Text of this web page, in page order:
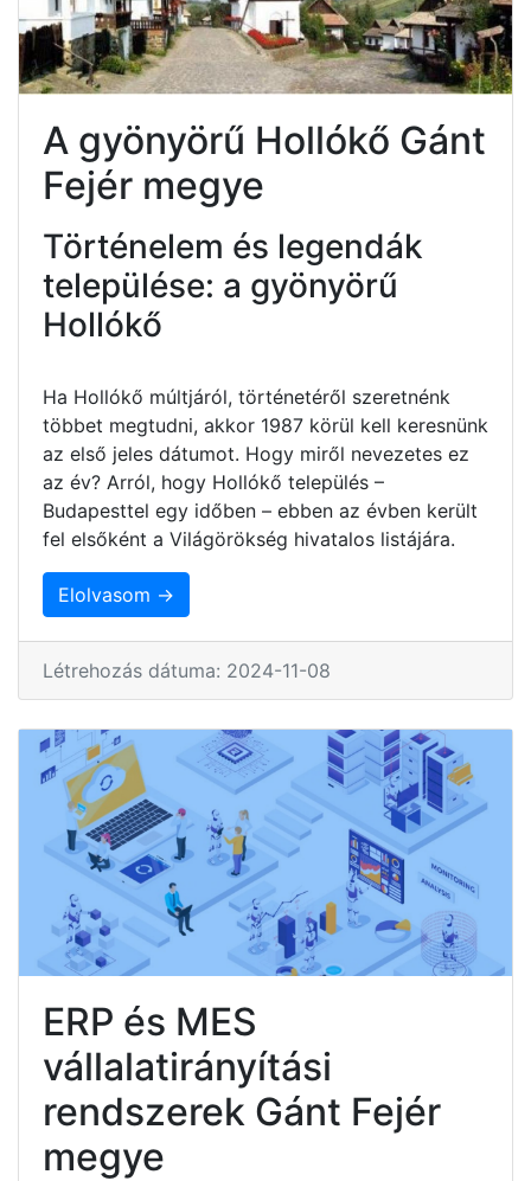
A gyönyörű Hollókő Gánt
Fejér megye
Történelem és legendák
települése: a gyönyörű
Hollókő
Ha Hollókő múltjáról, történetéről szeretnénk
többet megtudni, akkor 1987 körül kell keresnünk
az első jeles dátumot. Hogy miről nevezetes ez
az év? Arról, hogy Hollókő település –
Budapesttel egy időben – ebben az évben került
fel elsőként a Világörökség hivatalos listájára.
Elolvasom →
Létrehozás dátuma: 2024-11-08
ERP és MES
vállalatirányítási
rendszerek Gánt Fejér
megye